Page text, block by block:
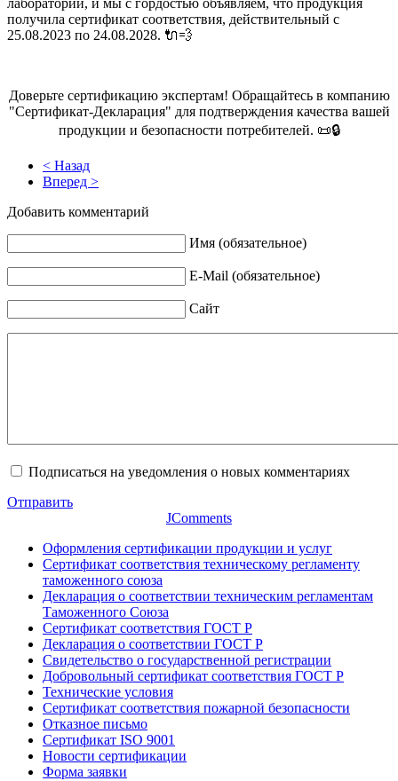
получила сертификат соответствия, действительный с
25.08.2023 по 24.08.2028. 🔌💨
Доверьте сертификацию экспертам! Обращайтесь в компанию
"Сертификат-Декларация" для подтверждения качества вашей
продукции и безопасности потребителей. 📜🔒
< Назад
Вперед >
Добавить комментарий
Имя (обязательное)
E-Mail (обязательное)
Сайт
Подписаться на уведомления о новых комментариях
Отправить
JComments
Оформления сертификации продукции и услуг
Сертификат соответствия техническому регламенту
таможенного союза
Декларация о соответствии техническим регламентам
Таможенного Союза
Сертификат соответствия ГОСТ Р
Декларация о соответствии ГОСТ Р
Свидетельство о государственной регистрации
Добровольный сертификат соответствия ГОСТ Р
Технические условия
Сертификат соответствия пожарной безопасности
Отказное письмо
Сертификат ISO 9001
Новости сертификации
Форма заявки